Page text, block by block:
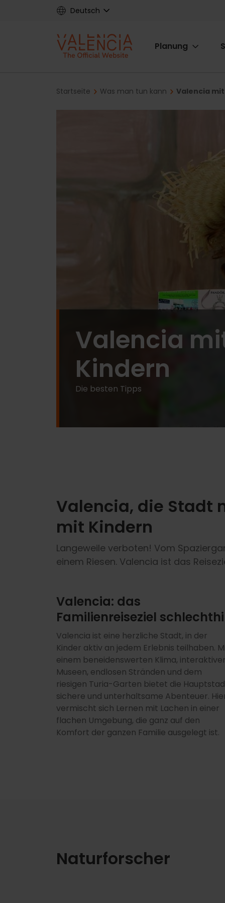
Deutsch
Main
Planung
Breadcrumb
Startseite Was man tun kann Valencia
Valencia
Kindern
Die besten Tipps
Valencia, die Stadt
mit Kindern
Langeweile verboten! Vom
einem Riesen. Valencia ist das
Valencia: das
Familienreiseziel
Valencia ist eine herzliche Stadt, in der
Kinder aktiv an jedem Erlebnis teilhaben.
einem beneidenswerten Klima,
Museen, endlosen Stränden und dem
riesigen Turia-Garten bietet die
sichere und unterhaltsame Abenteuer.
vermischt sich Lernen mit Lachen in einer
flachen Umgebung, die ganz auf den
Komfort der ganzen Familie ausgelegt ist.
Naturforscher